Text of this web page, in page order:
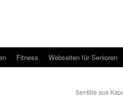
Fitness Webseiten für Senioren
Senföle aus